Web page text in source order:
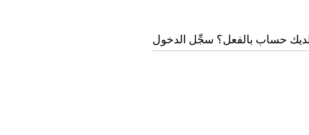
حساب بالفعل؟ سجِّل الدخول